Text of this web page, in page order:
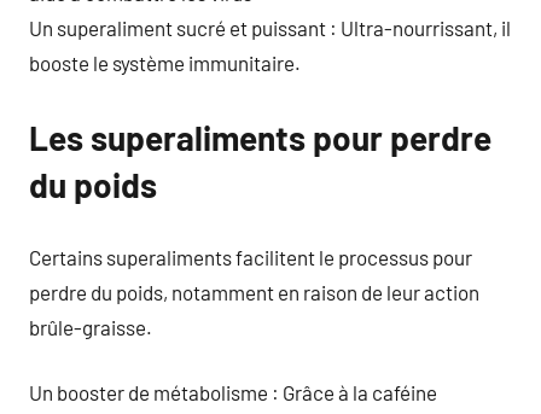
Un superaliment sucré et puissant : Ultra-nourrissant, il
booste le système immunitaire.
Les superaliments pour perdre
du poids
Certains superaliments facilitent le processus pour
perdre du poids, notamment en raison de leur action
brûle-graisse.
Un booster de métabolisme : Grâce à la caféine